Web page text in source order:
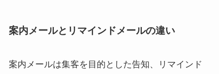
案内メールとリマインドメールの違い
案内メールは集客を目的とした告知、リマインド